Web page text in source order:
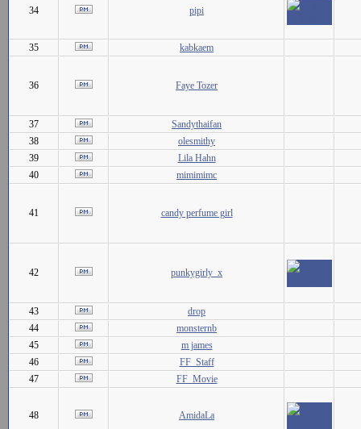
34 pipi
35 kabkaem
36 Faye Tozer
37
Sandythaifan
38
olesmithy
39
Lila Hahn
40
mimimimc
41 candy perfume girl
42 punkygirly_x
43
drop
44
monsternb
45
m james
46
FF_Staff
47
FF_Movie
48 AmidaLa